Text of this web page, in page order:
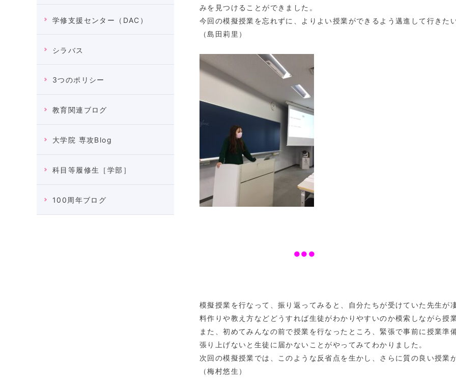
学修支援センター（DAC）
シラバス
3つのポリシー
教育関連ブログ
大学院 専攻Blog
科目等履修生［学部］
100周年ブログ
みを見つける ことができました。
今回の模擬授業を忘れずに、よりよい授業ができるよう邁進して行きた
（島田莉里）
●●●
模擬授業を行なって、振り返ってみると、自分たちが受けていた先生が
料作りや教え方などどうすれば生徒がわかりやす いのか模索しながら授
また、初めてみんなの前で授業を行なったところ、緊張で事前に授業準
張り上げないと生徒に届かないことがやってみてわかりました。
次回の模擬授業では、このような反省点を生かし、さらに質の良い授業
（梅村悠生）